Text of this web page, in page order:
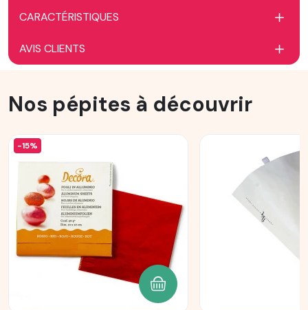
CARACTÉRISTIQUES
AVIS CLIENTS
Nos pépites à découvrir
-15%
AJOUTER AU PANIER